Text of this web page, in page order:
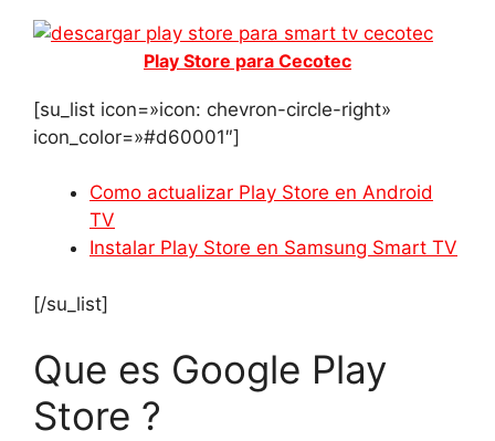
Play Store para Cecotec
[su_list icon=»icon: chevron-circle-right»
icon_color=»#d60001″]
Como actualizar Play Store en Android
TV
Instalar Play Store en Samsung Smart TV
[/su_list]
Que es Google Play
Store ?